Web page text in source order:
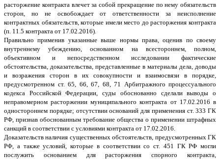
расторжение контракта влечет за собой прекращение по нему обязательств
сторон, но не освобождает от ответственности за неисполнение
контрактных обязательств, которые имели место до расторжения контракта
(п. 11.5 контракта от 17.02.2016).
Правильно применив указанные выше нормы права, оценив по своему
внутреннему убеждению, основанном на всестороннем, полном,
объективном и непосредственном исследовании фактические
обстоятельства, доказательства, представленные в материалы дела, доводы
и возражения сторон в их совокупности и взаимосвязи в порядке,
предусмотренном ст. 65, 66, 67, 68, 71 Арбитражного процессуального
кодекса Российской Федерации, суды обоснованно сделали выводы о
неправомерном расторжении муниципального контракта от 17.02.2016 в
одностороннем порядке; отсутствии оснований для применения ст. 333 ГК
РФ, признав обоснованным требование общества о применении штрафных
санкций в соответствии с условиями контракта от 17.02.2016.
Доказательств наличия существенных обстоятельств, предусмотренных ГК
РФ, а также условий, которые в соответствии со ст. 451 ГК РФ могли
послужить основанием для расторжения спорного контракта,